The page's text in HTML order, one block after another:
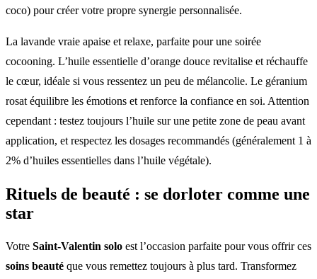
coco) pour créer votre propre synergie personnalisée.
La lavande vraie apaise et relaxe, parfaite pour une soirée
cocooning. L’huile essentielle d’orange douce revitalise et réchauffe
le cœur, idéale si vous ressentez un peu de mélancolie. Le géranium
rosat équilibre les émotions et renforce la confiance en soi. Attention
cependant : testez toujours l’huile sur une petite zone de peau avant
application, et respectez les dosages recommandés (généralement 1 à
2% d’huiles essentielles dans l’huile végétale).
Rituels de beauté : se dorloter comme une
star
Votre Saint-Valentin solo est l’occasion parfaite pour vous offrir ces
soins beauté que vous remettez toujours à plus tard. Transformez